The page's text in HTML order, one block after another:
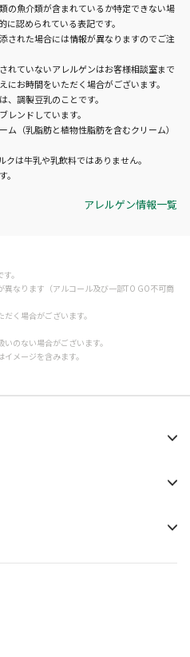
の魚介類が含まれているか特定できない場
認められている表記です。
された場合には情報が異なりますのでご注
れていないアレルゲンはお客様相談室まで
お時間をいただく場合がございます。
、調製豆乳のことです。
レンドしています。
（乳脂肪と植物性脂肪を含むクリーム）
は牛乳や乳飲料ではありません。
。
アレルゲン情報一覧
。
なります（アルコール及び一部TO GO不可商
く場合がございます。
のない場合がございます。
メージを含みます。